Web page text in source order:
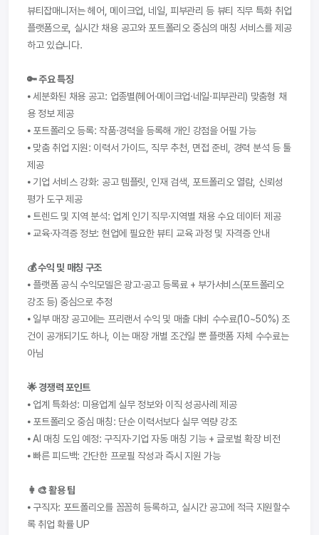
뷰티잡매니저는 헤어, 메이크업, 네일, 피부관리 등 뷰티 직무 특화 취업
플랫폼으로, 실시간 채용 공고와 포트폴리오 중심의 매칭 서비스를 제공
하고 있습니다.
🔑 주요 특징
⦁ 세분화된 채용 공고: 업종별(헤어·메이크업·네일·피부관리) 맞춤형 채
용 정보 제공
⦁ 포트폴리오 등록: 작품·경력을 등록해 개인 강점을 어필 가능
⦁ 맞춤 취업 지원: 이력서 가이드, 직무 추천, 면접 준비, 경력 분석 등 툴
제공
⦁ 기업 서비스 강화: 공고 템플릿, 인재 검색, 포트폴리오 열람, 신뢰성
평가 도구 제공
⦁ 트렌드 및 지역 분석: 업계 인기 직무·지역별 채용 수요 데이터 제공
⦁ 교육·자격증 정보: 현업에 필요한 뷰티 교육 과정 및 자격증 안내
💰 수익 및 매칭 구조
⦁ 플랫폼 공식 수익모델은 광고·공고 등록료 + 부가서비스(포트폴리오
강조 등) 중심으로 추정
⦁ 일부 매장 공고에는 프리랜서 수익 및 매출 대비 수수료(10~50%) 조
건이 공개되기도 하나, 이는 매장 개별 조건일 뿐 플랫폼 자체 수수료는
아님
🌟 경쟁력 포인트
⦁ 업계 특화성: 미용업계 실무 정보와 이직 성공사례 제공
⦁ 포트폴리오 중심 매칭: 단순 이력서보다 실무 역량 강조
⦁ AI 매칭 도입 예정: 구직자·기업 자동 매칭 기능 + 글로벌 확장 비전
⦁ 빠른 피드백: 간단한 프로필 작성과 즉시 지원 가능
👩‍🎨 활용 팁
⦁ 구직자: 포트폴리오를 꼼꼼히 등록하고, 실시간 공고에 적극 지원할수
록 취업 확률 UP